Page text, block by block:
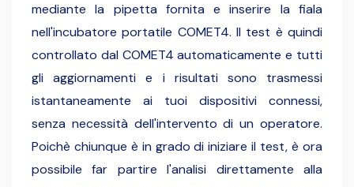
mediante la pipetta fornita e inserire la fiala
nell'incubatore portatile COMET4. Il test è quindi
controllato dal COMET4 automaticamente e tutti
gli aggiornamenti e i risultati sono trasmessi
istantaneamente ai tuoi dispositivi connessi,
senza necessità dell'intervento di un operatore.
Poichè chiunque è in grado di iniziare il test, è ora
possibile far partire l'analisi direttamente alla